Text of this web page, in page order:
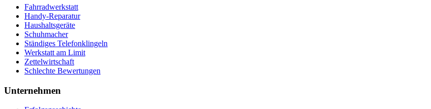
Fahrradwerkstatt
Handy-Reparatur
Haushaltsgeräte
Schuhmacher
Ständiges Telefonklingeln
Werkstatt am Limit
Zettelwirtschaft
Schlechte Bewertungen
Unternehmen